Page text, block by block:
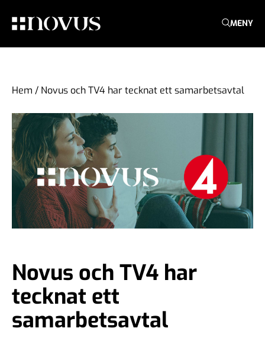
MENY
Hem / Novus och TV4 har tecknat ett samarbetsavtal
Novus och TV4 har
tecknat ett
samarbetsavtal